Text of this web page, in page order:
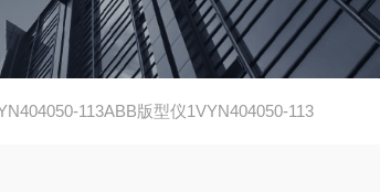
113ABB版型仪1VYN404050-113